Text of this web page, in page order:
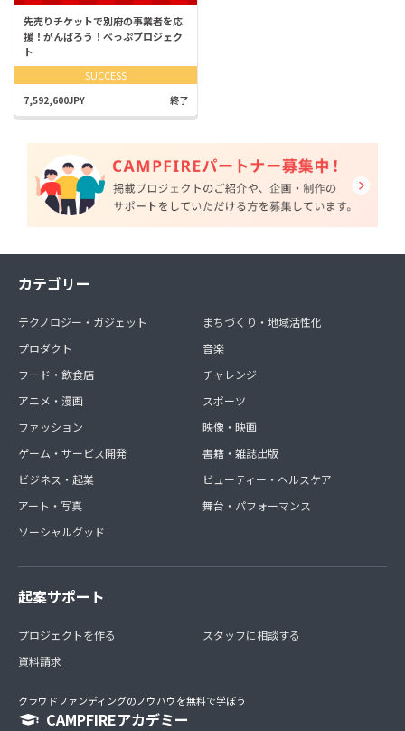
先売りチケットで別府の事業者を応
援！がんばろう！べっぷプロジェク
ト
SUCCESS
7,592,600JPY 終了
カテゴリー
テクノロジー・ガジェット
プロダクト
フード・飲食店
アニメ・漫画
ファッション
ゲーム・サービス開発
ビジネス・起業
アート・写真
ソーシャルグッド
まちづくり・地域活性化
音楽
チャレンジ
スポーツ
映像・映画
書籍・雑誌出版
ビューティー・ヘルスケア
舞台・パフォーマンス
起案サポート
プロジェクトを作る
資料請求
スタッフに相談する
クラウドファンディングのノウハウを無料で学ぼう
CAMPFIREアカデミー